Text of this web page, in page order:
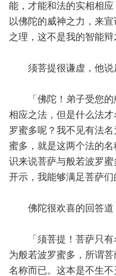
能，才能和法的实相相
以佛陀的威神之力，来
之理，这不是我的智能辩
须菩提很谦虚，他说
「佛陀！弟子受您的
相应之法，但是什么法
罗蜜多呢？我不见有法
蜜多，就是这两个法的
识来说菩萨与般若波罗
开示，我能够满足菩萨们
佛陀很欢喜的回答道
「须菩提！菩萨只有
为般若波罗蜜多，所谓
名称而已。这本是不生